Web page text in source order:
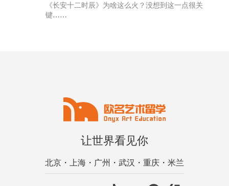
《长安十二时辰》为啥这么火？没想到这一点很关
键……
让世界看见你
北京・上海・广州・武汉・重庆・米兰